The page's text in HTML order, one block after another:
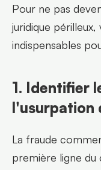
Pour ne pas
juridique
indispensables
1. Identifier
l'usurpation
La fraude
première ligne du